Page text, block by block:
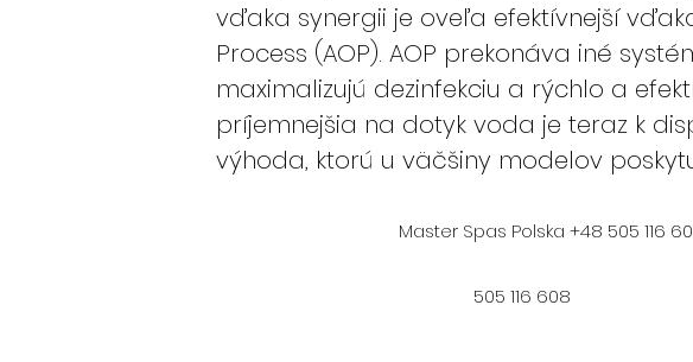
vďaka synergii je oveľa efektívnejší
Process (AOP). AOP prekonáva iné
maximalizujú dezinfekciu a rýchlo a
príjemnejšia na dotyk voda je teraz k
výhoda, ktorú u väčšiny modelov
Master Spas Polska +48 505 116
505 116 608